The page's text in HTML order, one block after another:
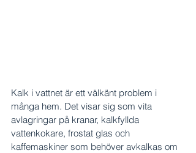
Kalk i vattnet är ett välkänt problem i
många hem. Det visar sig som vita
avlagringar på kranar, kalkfyllda
vattenkokare, frostat glas och
kaffemaskiner som behöver avkalkas om